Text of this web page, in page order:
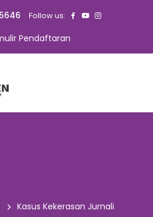
Follow us:
Pendaftaran
Kasus Kekerasan Jurnali